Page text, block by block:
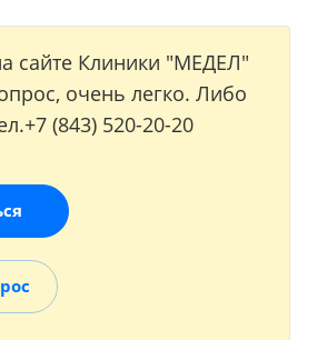
сайте Клиники "МЕДЕЛ"
очень легко. Либо
(843) 520-20-20